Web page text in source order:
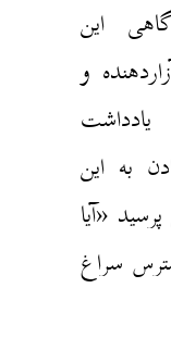
این
و
به این
«آیا
سراغ